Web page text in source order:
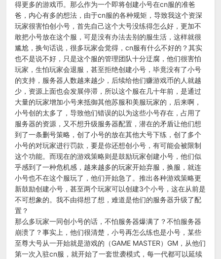
得更多的游戏币。那么作为一个即将创建小号在cn服的准爸
爸，内心有多的想法，由于cn服的各种规矩，导致我这个资深
玩家很害怕创小号，首先自己这个大号没练得怎么好，更加不
敢把小号放在这个服，可是没有办法去别的服生活，这样就很
尴尬，换句话说，很多玩家会觉得，cn服有什么不好的？其实
也不是说不好，只是这个服的管理团队十分迂腐，他们很害怕
玩家，生怕玩家会退服，甚至拒绝创建小号，毕竟没有了小号
的支持，服务器人数越来越少，后续给他们赚游戏币的人就越
少，资源上面也会发展停滞，所以这个服在几十年前，是通过
大量的玩家增加小号来抵御其他苏服和美服玩家的，后来啊，
小号创的太多了，导致他们错误的以为这些小号存在，占用了
服务器的资源，又不想升级服务器配置，潜在的矛盾让他们想
到了一条删号策略，创了小号的放在其他大号下练，创了多个
小号的对玩家进行罚款，要是你还想创小号，有可能会被限制
这个功能。而现在的游戏策略则是鼓励玩家创建小号，他们似
乎感到了一种危机感，越来越多的玩家开始弃服，换服，就连
小号也不在这个服玩了，他们开始急了。推出各种游戏策略更
新鼓励创建小号，甚至两个玩家可以创建3个小号，这在从前是
不可想象的。我不由得想了想，难道是他们的服务器升级了配
置？
那么多玩家一同创小号的话，不怕服务器爆满了？不怕服务器
崩溃了？事实上，他们很清楚，小号再怎么练也是小号，某些
至尊大号从一开始就是游戏的（GAME MASTER）GM，从他们
第一次入驻cn服，就开始了一套世袭模式，每一代都可以延续